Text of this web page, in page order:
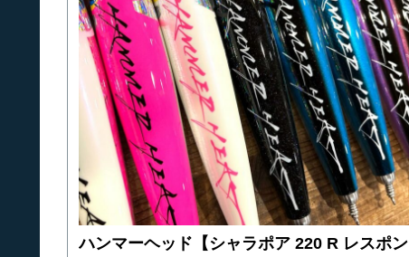
ハンマーヘッド【シャラポア 220 R レスポン